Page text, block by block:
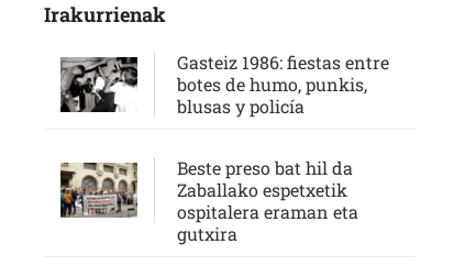
Irakurrienak
Gasteiz 1986: fiestas entre
botes de humo, punkis,
blusas y policía
Beste preso bat hil da
Zaballako espetxetik
ospitalera eraman eta
gutxira